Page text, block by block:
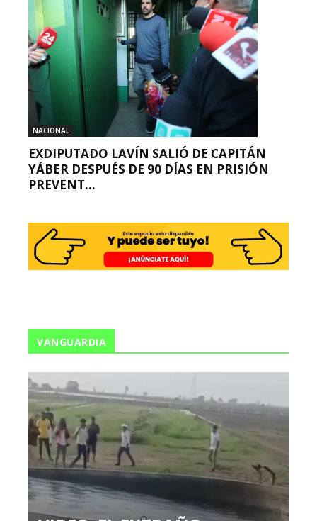
NACIONAL
EXDIPUTADO LAVÍN SALIÓ DE CAPITÁN
YÁBER DESPUÉS DE 90 DÍAS EN PRISIÓN
PREVENT...
VANGUARDIA